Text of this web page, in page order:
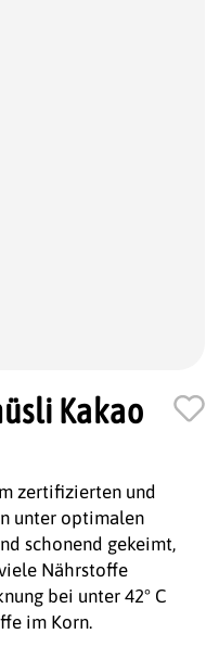
Kakao
zertifizierten und
unter optimalen
schonend gekeimt,
Nährstoffe
bei unter 42° C
im Korn.